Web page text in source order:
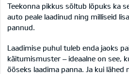
Teekonna pikkus sõltub lõpuks ka
auto peale laadinud ning milliseid
pannud.
Laadimise puhul tuleb enda jaoks
käitumismuster – ideaalne on see,
ööseks laadima panna. Ja kui lähed